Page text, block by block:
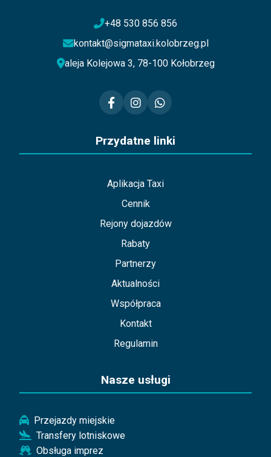
+48 530 856 856
kontakt@sigmataxi.kolobrzeg.pl
aleja Kolejowa 3, 78-100 Kołobrzeg
Przydatne linki
Aplikacja Taxi
Cennik
Rejony dojazdów
Rabaty
Partnerzy
Aktualności
Współpraca
Kontakt
Regulamin
Nasze usługi
Przejazdy miejskie
Transfery lotniskowe
Obsługa imprez